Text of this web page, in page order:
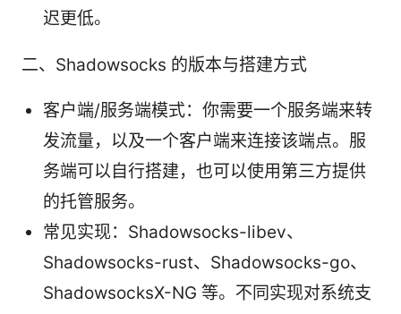
迟更低。
二、Shadowsocks 的版本与搭建方式
客户端/服务端模式：你需要一个服务端来转
发流量，以及一个客户端来连接该端点。服
务端可以自行搭建，也可以使用第三方提供
的托管服务。
常见实现：Shadowsocks-libev、
Shadowsocks-rust、Shadowsocks-go、
ShadowsocksX-NG 等。不同实现对系统支